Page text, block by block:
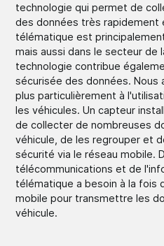
technologie qui permet de
des données très rapidement
télématique est
mais aussi dans le secteur de
technologie contribue
sécurisée des données. Nous
plus particulièrement à
les véhicules. Un capteur
de collecter de nombreuses
véhicule, de les regrouper et
sécurité via le réseau mobile.
télécommunications et de
télématique a besoin à la fois
mobile pour transmettre les
véhicule.